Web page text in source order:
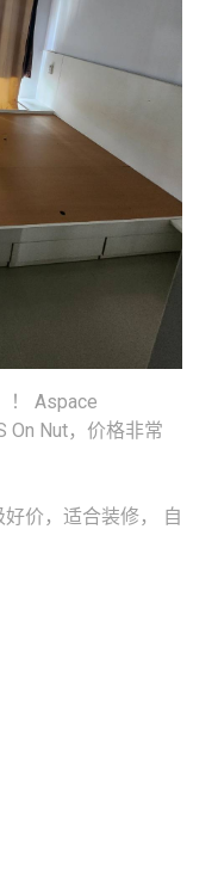
！ Aspace
On Nut，价格非常
价，适合装修， 自